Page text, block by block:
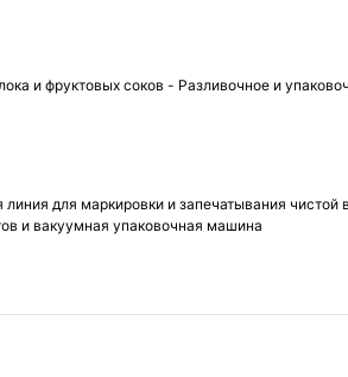
и фруктовых соков - Разливочное и
для маркировки и запечатывания чистой
и вакуумная упаковочная машина